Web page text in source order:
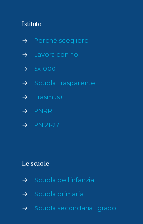
Istituto
→
Perché sceglierci
→
Lavora con noi
→
5x1000
→
Scuola Trasparente
→
Erasmus+
→
PNRR
→
PN 21-27
Le scuole
→
Scuola dell'infanzia
→
Scuola primaria
→
Scuola secondaria I grado